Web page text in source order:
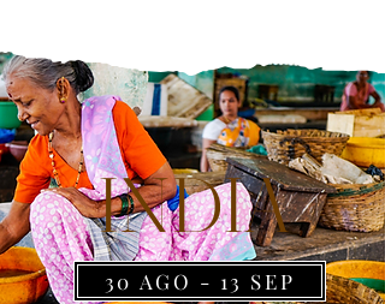
INDIA
30 AGO - 13 SEP